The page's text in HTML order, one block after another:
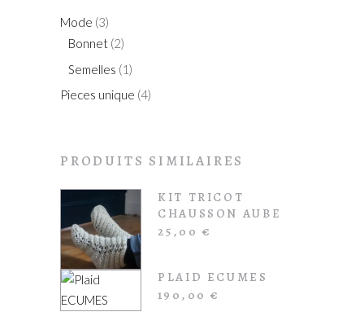
Mode (3)
Bonnet (2)
Semelles (1)
Pieces unique (4)
PRODUITS SIMILAIRES
KIT TRICOT
CHAUSSON AUBE
25,00 €
PLAID ECUMES
190,00€